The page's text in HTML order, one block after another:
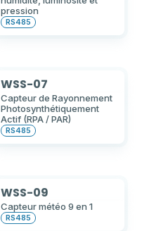
pression
RS485
Capteur de Rayonnement
Photosynthétiquement
Actif (RPA / PAR)
RS485
WSS-07
Capteur météo 9 en 1
RS485
WSS-09